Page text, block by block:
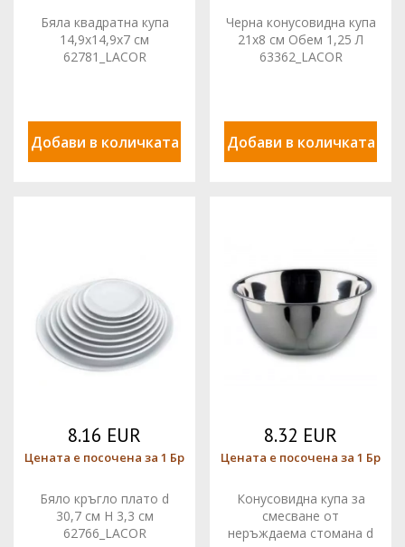
Бяла квадратна купа
14,9x14,9x7 см
62781_LACOR
Добави в количката
Черна конусовидна купа
21x8 см Обем 1,25 Л
63362_LACOR
Добави в количката
8.16 EUR
Цената е посочена за 1 Бр
Бяло кръгло плато d
30,7 см H 3,3 см
62766_LACOR
8.32 EUR
Цената е посочена за 1 Бр
Конусовидна купа за
смесване от
неръждаема стомана d